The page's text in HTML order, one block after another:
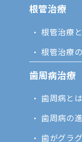
根管治療
根管治療
根管治療
歯周病治療
歯周病と
歯周病の
歯がグラ